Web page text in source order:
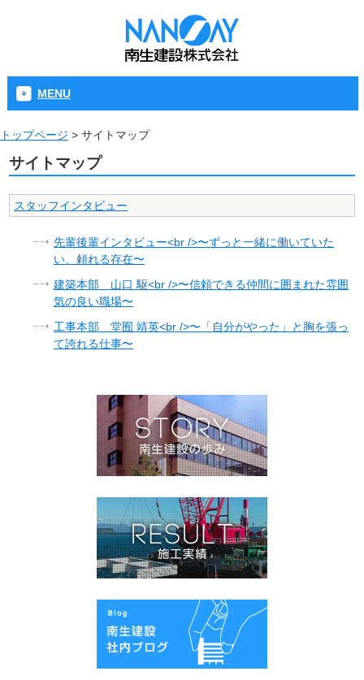
MENU
トップページ > サイトマップ
サイトマップ
スタッフインタビュー
先輩後輩インタビュー<br />〜ずっと一緒に働いていた
い、頼れる存在〜
建築本部 山口 駆<br />〜信頼できる仲間に囲まれた雰囲
気の良い職場〜
工事本部 堂囿 靖英<br />〜「自分がやった」と胸を張っ
て誇れる仕事〜